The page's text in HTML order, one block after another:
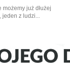
już dłużej
jeden z ludzi...